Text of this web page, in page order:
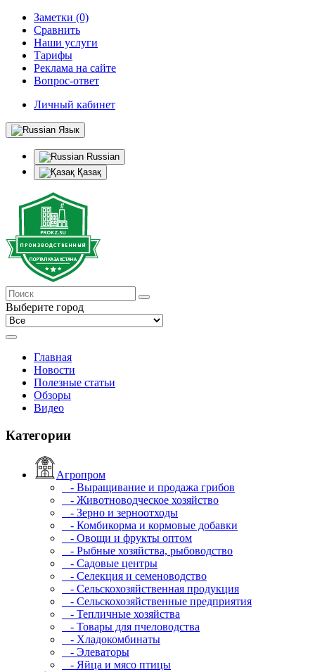
Заметки (0)
Сравнить
Наши услуги
Тарифы
Реклама на сайте
Вопрос-ответ
Личный кабинет
Язык
Russian
Қазақ
Выберите город
Главная
Новости
Полезные статьи
Обзоры
Видео
Категории
Агропром
- Выращивание и продажа грибов
- Животноводческое хозяйство
- Зерно и зерноотходы
- Комбикорма и кормовые добавки
- Овощи и фрукты оптом
- Рыбные хозяйства, рыбоводство
- Садовые центры
- Селекция и семеноводство
- Сельскохозяйственная продукция
- Сельскохозяйственные предприятия
- Тепличные хозяйства
- Товары для пчеловодства
- Хладокомбинаты
- Элеваторы
- Яйца и мясо птицы